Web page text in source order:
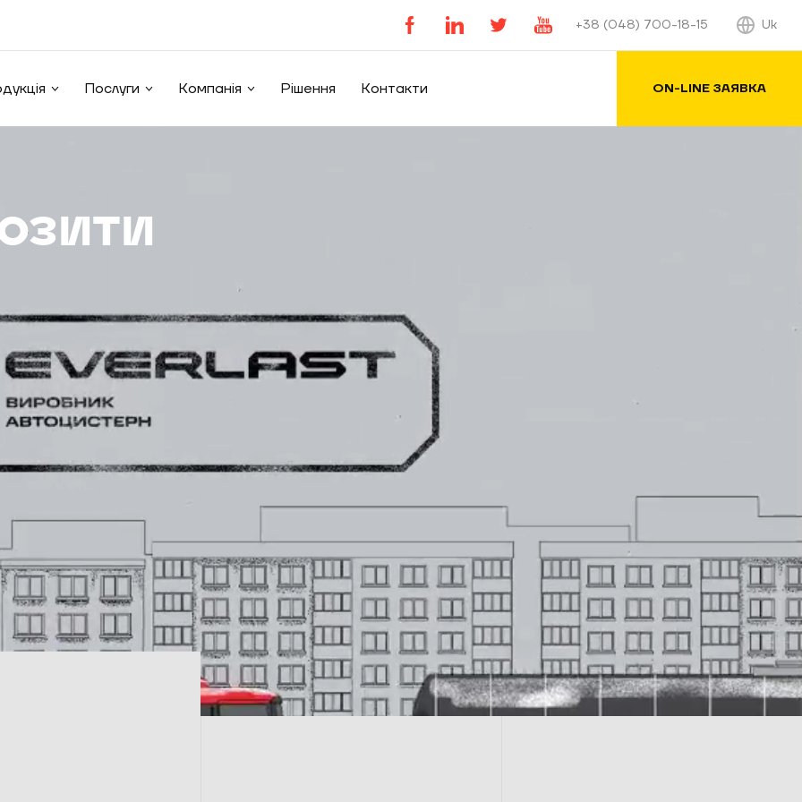
+38 (048) 700-18-15 Uk
Послуги Компанія Рішення Контакти ON-LINE ЗАЯВКА
Everlast